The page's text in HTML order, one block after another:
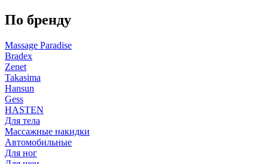
По бренду
Massage Paradise
Bradex
Zenet
Takasima
Hansun
Gess
HASTEN
Для тела
Массажные накидки
Автомобильные
Для ног